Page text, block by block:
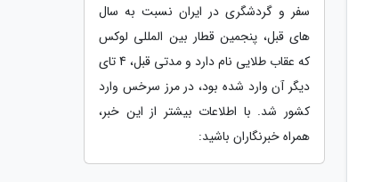
سفر و گردشگری در ایران نسبت به سال
های قبل، پنجمین قطار بین المللی لوکس
که عقاب طلایی نام دارد و مدتی قبل، 4 تای
دیگر آن وارد شده بود، در مرز سرخس وارد
کشور شد. با اطلاعات بیشتر از این خبر،
همراه خبرنگاران باشید: